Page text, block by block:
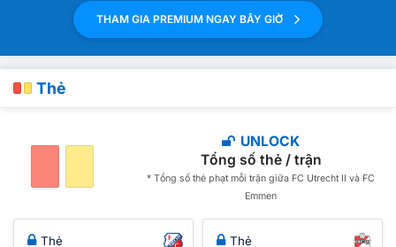
THAM GIA PREMIUM NGAY BÂY GIỜ
Thẻ
UNLOCK
Tổng số thẻ / trận
* Tổng số thẻ phạt mỗi trận giữa FC Utrecht II và FC
Emmen
Thẻ Thẻ